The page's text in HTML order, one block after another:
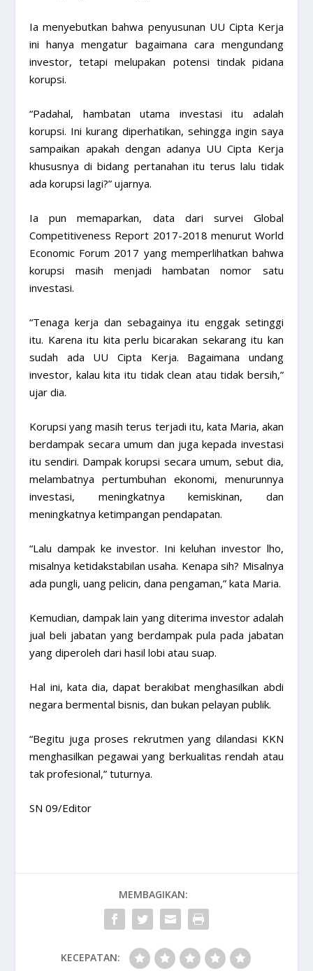
Ia menyebutkan bahwa penyusunan UU Cipta Kerja
ini hanya mengatur bagaimana cara mengundang
investor, tetapi melupakan potensi tindak pidana
korupsi.
“Padahal, hambatan utama investasi itu adalah
korupsi. Ini kurang diperhatikan, sehingga ingin saya
sampaikan apakah dengan adanya UU Cipta Kerja
khususnya di bidang pertanahan itu terus lalu tidak
ada korupsi lagi?” ujarnya.
Ia pun memaparkan, data dari survei Global
Competitiveness Report 2017-2018 menurut World
Economic Forum 2017 yang memperlihatkan bahwa
korupsi masih menjadi hambatan nomor satu
investasi.
“Tenaga kerja dan sebagainya itu enggak setinggi
itu. Karena itu kita perlu bicarakan sekarang itu kan
sudah ada UU Cipta Kerja. Bagaimana undang
investor, kalau kita itu tidak clean atau tidak bersih,”
ujar dia.
Korupsi yang masih terus terjadi itu, kata Maria, akan
berdampak secara umum dan juga kepada investasi
itu sendiri. Dampak korupsi secara umum, sebut dia,
melambatnya pertumbuhan ekonomi, menurunnya
investasi, meningkatnya kemiskinan, dan
meningkatnya ketimpangan pendapatan.
“Lalu dampak ke investor. Ini keluhan investor lho,
misalnya ketidakstabilan usaha. Kenapa sih? Misalnya
ada pungli, uang pelicin, dana pengaman,” kata Maria.
Kemudian, dampak lain yang diterima investor adalah
jual beli jabatan yang berdampak pula pada jabatan
yang diperoleh dari hasil lobi atau suap.
Hal ini, kata dia, dapat berakibat menghasilkan abdi
negara bermental bisnis, dan bukan pelayan publik.
“Begitu juga proses rekrutmen yang dilandasi KKN
menghasilkan pegawai yang berkualitas rendah atau
tak profesional,” tuturnya.
SN 09/Editor
MEMBAGIKAN:
KECEPATAN: